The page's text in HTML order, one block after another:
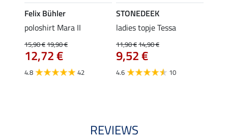
Felix Bühler
poloshirt Mara II
15,90 €19,90 €
12,72 €
4.8 42
STONEDEEK
ladies topje Tessa
11,90 €14,90 €
9,52 €
4.6 10
REVIEWS